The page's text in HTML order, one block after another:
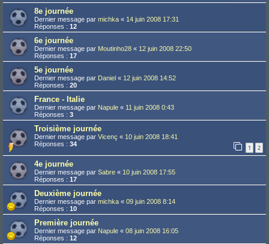
8e journée
Dernier message par michka « 14 juin 2008 17:31
Réponses : 12
6e journée
Dernier message par Moutinho28 « 12 juin 2008 22:50
Réponses : 17
5e journée
Dernier message par Daniel « 12 juin 2008 14:52
Réponses : 20
France - Italie
Dernier message par Napule « 11 juin 2008 0:43
Réponses : 3
Troisième journée
Dernier message par Vicenç « 10 juin 2008 18:41
Réponses : 34 1 2
4e journée
Dernier message par Sabre « 10 juin 2008 17:55
Réponses : 17
Deuxième journée
Dernier message par michka « 09 juin 2008 8:14
Réponses : 10
Première journée
Dernier message par Napule « 08 juin 2008 16:05
Réponses : 12